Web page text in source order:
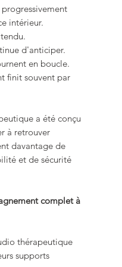
intérieur.
d'anticiper.
en boucle.
finit souvent par
a été conçu
à retrouver
davantage de
et de sécurité
complet à
thérapeutique
supports